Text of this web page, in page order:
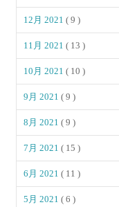
12月 2021( 9 )
11月 2021( 13 )
10月 2021( 10 )
9月 2021( 9 )
8月 2021( 9 )
7月 2021( 15 )
6月 2021( 11 )
5月 2021( 6 )